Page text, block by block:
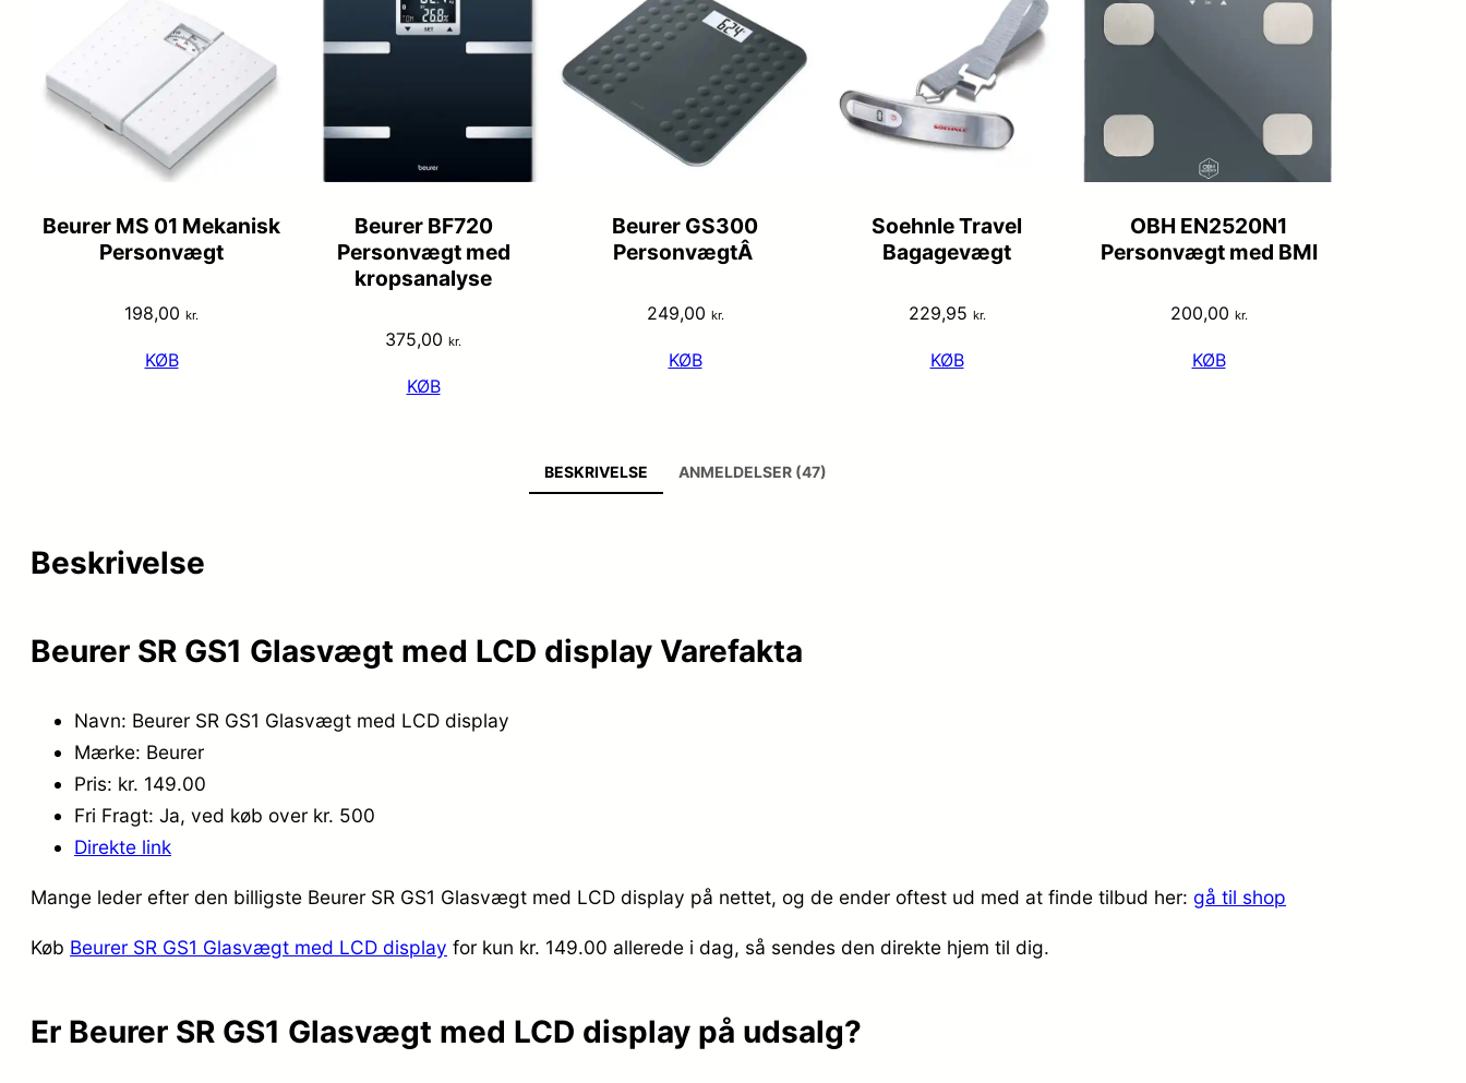
Beurer MS 01 Mekanisk
Personvægt
198,00 kr.
KØB
Beurer BF720
Personvægt med
kropsanalyse
375,00 kr.
KØB
Beurer GS300
PersonvægtÂ
249,00 kr.
KØB
Soehnle Travel
Bagagevægt
229,95 kr.
KØB
OBH EN2520N1
Personvægt med BMI
200,00 kr.
KØB
BESKRIVELSE ANMELDELSER (47)
Beskrivelse
Beurer SR GS1 Glasvægt med LCD display Varefakta
Navn: Beurer SR GS1 Glasvægt med LCD display
Mærke: Beurer
Pris: kr. 149.00
Fri Fragt: Ja, ved køb over kr. 500
Direkte link
Mange leder efter den billigste Beurer SR GS1 Glasvægt med LCD display på nettet, og de ender oftest ud med at finde tilbud her: gå til shop
Køb Beurer SR GS1 Glasvægt med LCD display for kun kr. 149.00 allerede i dag, så sendes den direkte hjem til dig.
Er Beurer SR GS1 Glasvægt med LCD display på udsalg?